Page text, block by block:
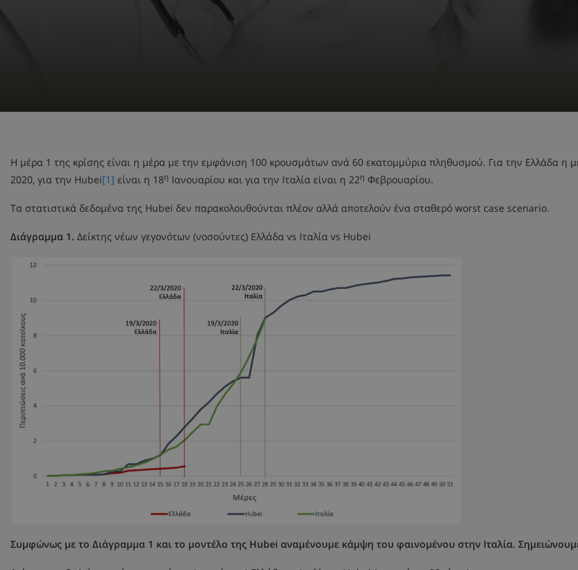
Η μέρα 1 της κρίσης είναι η μέρα με την εμφάνιση 100 κρουσμάτων ανά 60 εκατομμύρια πληθυσμού. Για την Ελλάδα η
2020, για την Hubei[1] είναι η 18η Ιανουαρίου και για την Ιταλία είναι η 22η Φεβρουαρίου.
Τα στατιστικά δεδομένα της Hubei δεν παρακολουθούνται πλέον αλλά αποτελούν ένα σταθερό worst case scenario.
Διάγραμμα 1. Δείκτης νέων γεγονότων (νοσούντες) Ελλάδα vs Ιταλία vs Hubei
Συμφώνως με το Διάγραμμα 1 και το μοντέλο της Hubei αναμένουμε κάμψη του φαινομένου στην Ιταλία.